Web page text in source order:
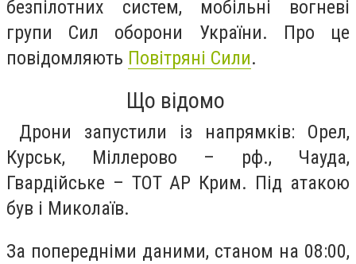
безпілотних систем, мобільні вогневі
групи Сил оборони України. Про це
повідомляють Повітряні Сили.
Що відомо
Дрони запустили із напрямків: Орел,
Курськ, Міллерово – рф., Чауда,
Гвардійське – ТОТ АР Крим. Під атакою
був і Миколаїв.
За попередніми даними, станом на 08:00,